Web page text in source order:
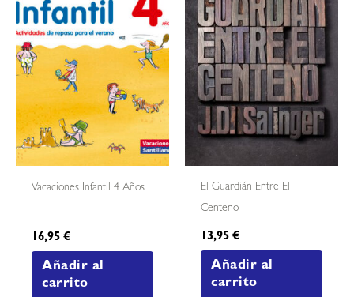
Vacaciones Infantil 4 Años
16,95€
Añadir al
carrito
El Guardián Entre El
Centeno
13,95€
Añadir al
carrito